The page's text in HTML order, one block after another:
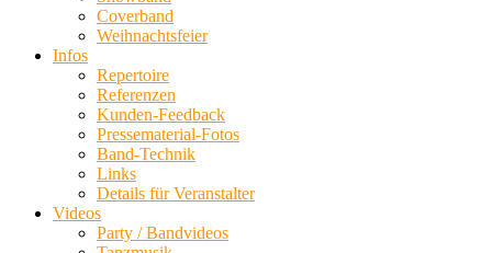
Coverband
Weihnachtsfeier
Infos
Repertoire
Referenzen
Kunden-Feedback
Pressematerial-Fotos
Band-Technik
Links
Details für Veranstalter
Videos
Party / Bandvideos